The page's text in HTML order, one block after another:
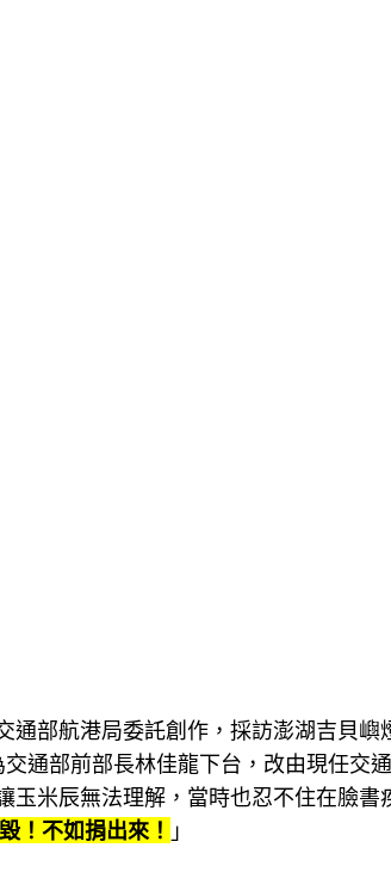
通部航港局委託創作，採訪澎湖吉貝嶼
通部前部長林佳龍下台，改由現任交
玉米辰無法理解，當時也忍不住在臉書
！不如捐出來！ 」